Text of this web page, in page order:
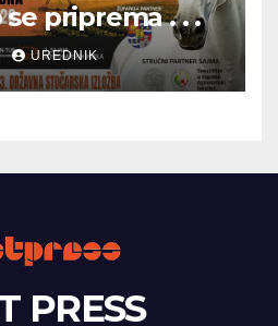
priprema . . .
UREDNIK
PRESS